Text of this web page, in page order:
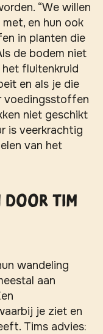
“We willen
en hun ook
in planten die
de bodem niet
fluitenkruid
en als je die
voedingsstoffen
niet geschikt
is veerkrachtig
van het
Tim
wandeling
aan
je ziet en
Tims advies: